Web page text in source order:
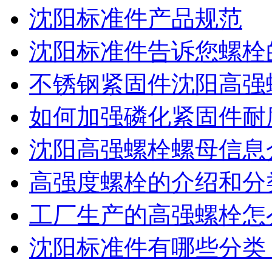
沈阳标准件产品规范
沈阳标准件​告诉您螺
不锈钢紧固件沈阳高
如何加强磷化紧固件
沈阳高强螺栓螺母信息
高强度螺栓的介绍和分
工厂生产的高强螺栓
沈阳标准件有哪些分类